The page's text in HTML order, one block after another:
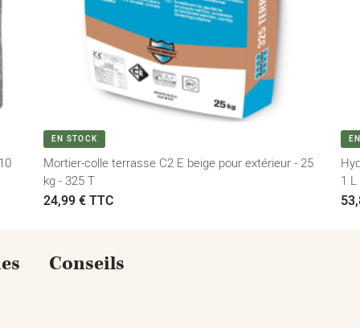
EN STOCK
Mortier-colle terrasse C2 E beige pour extérieur - 25
kg - 325 T
Prix
24,99 € TTC
1
Conseils